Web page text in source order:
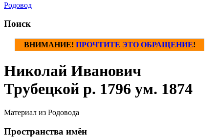
Родовод
Поиск
ВНИМАНИЕ! ПРОЧТИТЕ ЭТО ОБРАЩЕНИЕ!
Николай Иванович
Трубецкой р. 1796 ум. 1874
Материал из Родовода
Пространства имён